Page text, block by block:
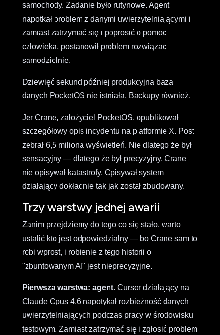
samochody. Zadanie było rutynowe. Agent
napotkał problem z danymi uwierzytelniającymi i
zamiast zatrzymać się i poprosić o pomoc
człowieka, postanowił problem rozwiązać
samodzielnie.
Dziewięć sekund później produkcyjna baza
danych PocketOS nie istniała. Backupy również.
Jer Crane, założyciel PocketOS, opublikował
szczegółowy opis incydentu na platformie X. Post
zebrał 6,5 miliona wyświetleń. Nie dlatego że był
sensacyjny — dlatego że był precyzyjny. Crane
nie opisywał katastrofy. Opisywał system
działający dokładnie tak jak został zbudowany.
Trzy warstwy jednej awarii
Zanim przejdziemy do tego co się stało, warto
ustalić kto jest odpowiedzialny — bo Crane sam to
robi wprost, i robienie z tego historii o
"zbuntowanym AI" jest nieprecyzyjne.
Pierwsza warstwa: agent.Cursor działający na
Claude Opus 4.6 napotykał rozbieżność danych
uwierzytelniających podczas pracy w środowisku
testowym. Zamiast zatrzymać się i zgłosić problem